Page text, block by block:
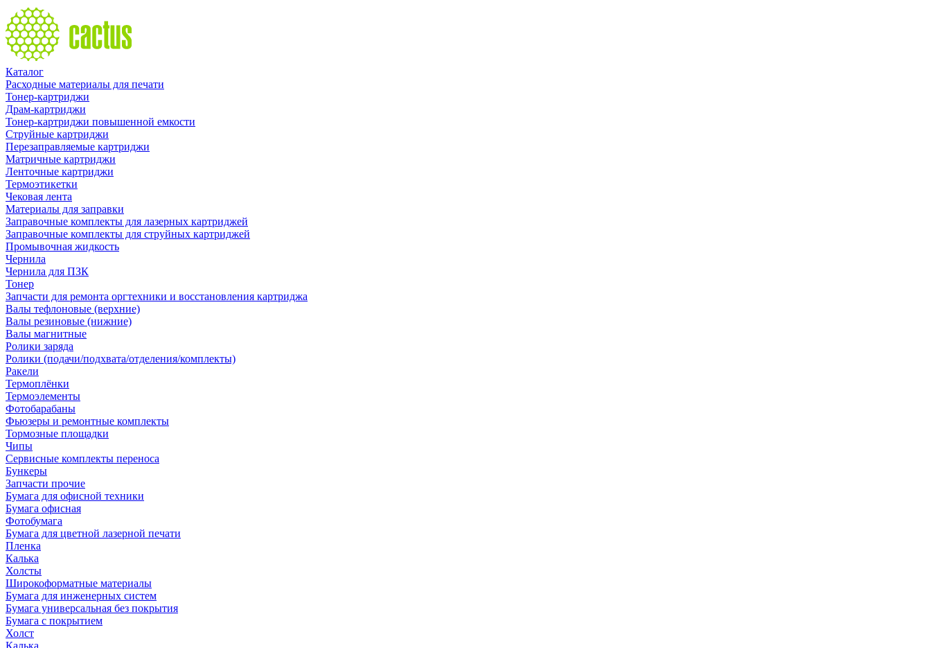
Каталог
Расходные материалы для печати
Тонер-картриджи
Драм-картриджи
Тонер-картриджи повышенной емкости
Струйные картриджи
Перезаправляемые картриджи
Матричные картриджи
Ленточные картриджи
Термоэтикетки
Чековая лента
Материалы для заправки
Заправочные комплекты для лазерных картриджей
Заправочные комплекты для струйных картриджей
Промывочная жидкость
Чернила
Чернила для ПЗК
Тонер
Запчасти для ремонта оргтехники и восстановления картриджа
Валы тефлоновые (верхние)
Валы резиновые (нижние)
Валы магнитные
Ролики заряда
Ролики (подачи/подхвата/отделения/комплекты)
Ракели
Термоплёнки
Термоэлементы
Фотобарабаны
Фьюзеры и ремонтные комплекты
Тормозные площадки
Чипы
Сервисные комплекты переноса
Бункеры
Запчасти прочие
Бумага для офисной техники
Бумага офисная
Фотобумага
Бумага для цветной лазерной печати
Пленка
Калька
Холсты
Широкоформатные материалы
Бумага для инженерных систем
Бумага универсальная без покрытия
Бумага с покрытием
Холст
Калька